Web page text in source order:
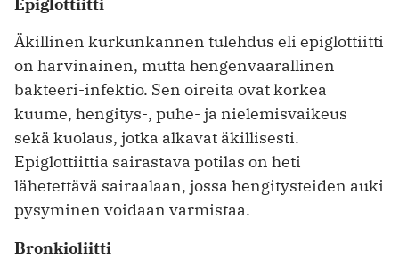
Äkillinen kurkunkannen tulehdus eli epiglottiitti
on harvinainen, mutta hengenvaarallinen
bakteeri-infektio. Sen oireita ovat korkea
kuume, hengitys-, puhe- ja nielemisvaikeus
sekä kuolaus, jotka alkavat äkillisesti.
Epiglottiittia sairastava potilas on heti
lähetettävä sairaalaan, jossa hengitysteiden auki
pysyminen voidaan varmistaa.
Bronkioliitti